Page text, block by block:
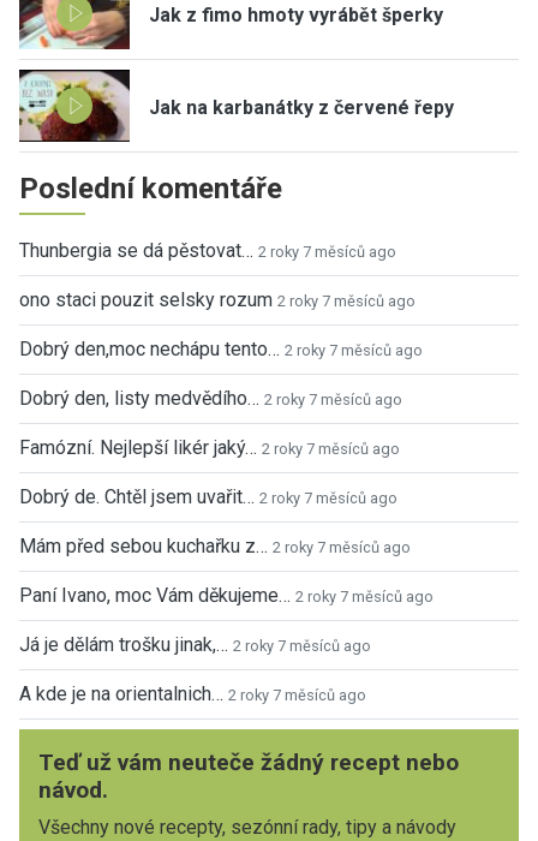
Jak z fimo hmoty vyrábět šperky
Jak na karbanátky z červené řepy
Poslední komentáře
Thunbergia se dá pěstovat… 2 roky 7 měsíců ago
ono staci pouzit selsky rozum 2 roky 7 měsíců ago
Dobrý den,moc nechápu tento… 2 roky 7 měsíců ago
Dobrý den, listy medvědího… 2 roky 7 měsíců ago
Famózní. Nejlepší likér jaký… 2 roky 7 měsíců ago
Dobrý de. Chtěl jsem uvařit… 2 roky 7 měsíců ago
Mám před sebou kuchařku z… 2 roky 7 měsíců ago
Paní Ivano, moc Vám děkujeme… 2 roky 7 měsíců ago
Já je dělám trošku jinak,… 2 roky 7 měsíců ago
A kde je na orientalnich… 2 roky 7 měsíců ago
Teď už vám neuteče žádný recept nebo
návod.
Všechny nové recepty, sezónní rady, tipy a návody